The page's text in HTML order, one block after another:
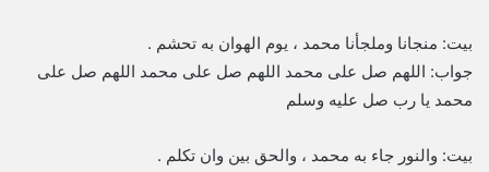
بيت: منجانا وملجأنا محمد ، يوم الهوان به تحشم .
جواب: اللهم صل على محمد اللهم صل على محمد اللهم صل على
محمد يا رب صل عليه وسلم
بيت: والنور جاء به محمد ، والحق بين وان تكلم .